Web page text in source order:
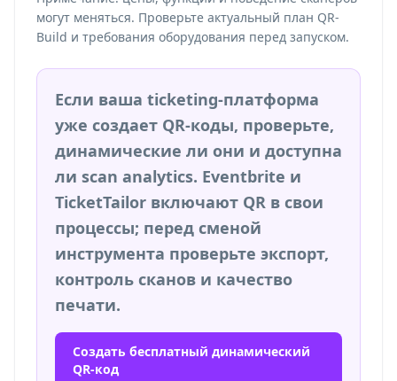
могут меняться. Проверьте актуальный план QR-
Build и требования оборудования перед запуском.
Если ваша ticketing-платформа
уже создает QR-коды, проверьте,
динамические ли они и доступна
ли scan analytics. Eventbrite и
TicketTailor включают QR в свои
процессы; перед сменой
инструмента проверьте экспорт,
контроль сканов и качество
печати.
Создать бесплатный динамический
QR-код